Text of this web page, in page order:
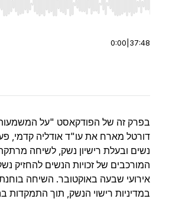
Right to seek, Home/End to jump to
0:00 37:48
בפרק זה של הפודקאסט "על
דורטל מארח את עו"ד אודליה קדמי,
נשים ובעלת רישיון נשק, לשיחה
המורכבים של זכויות הנשים להחזיק
אירועי שבעה באוקטובר. השיחה
במדיניות רישוי הנשק, תוך